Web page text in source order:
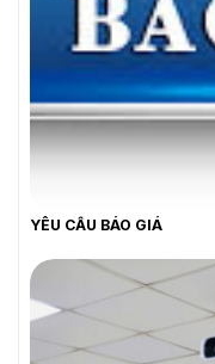
YÊU CẦU BÁO GIÁ
YÊU CẦU BÁO GIÁ